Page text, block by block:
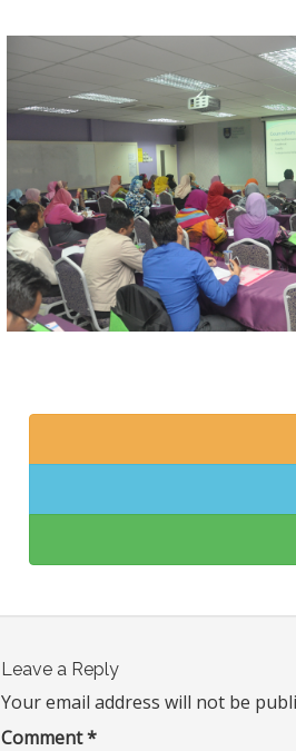
Leave a Reply
Your email address will not be
Comment*